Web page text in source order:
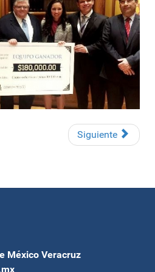
Siguiente
México Veracruz